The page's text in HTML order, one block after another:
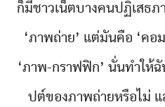
ก็มีชาวเน็ตบางคนปฏิเสธภ
‘ภาพถ่าย’ แต่มันคือ ‘คอ
‘ภาพ-กราฟฟิก’ นั่นทำให้
ปต์ของภาพถ่ายหรือไม่ แ